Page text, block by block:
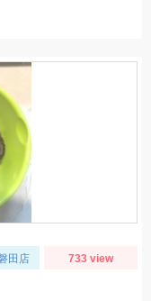
田店 733 view